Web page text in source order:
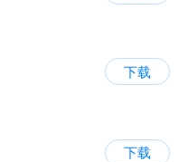
下载
下载